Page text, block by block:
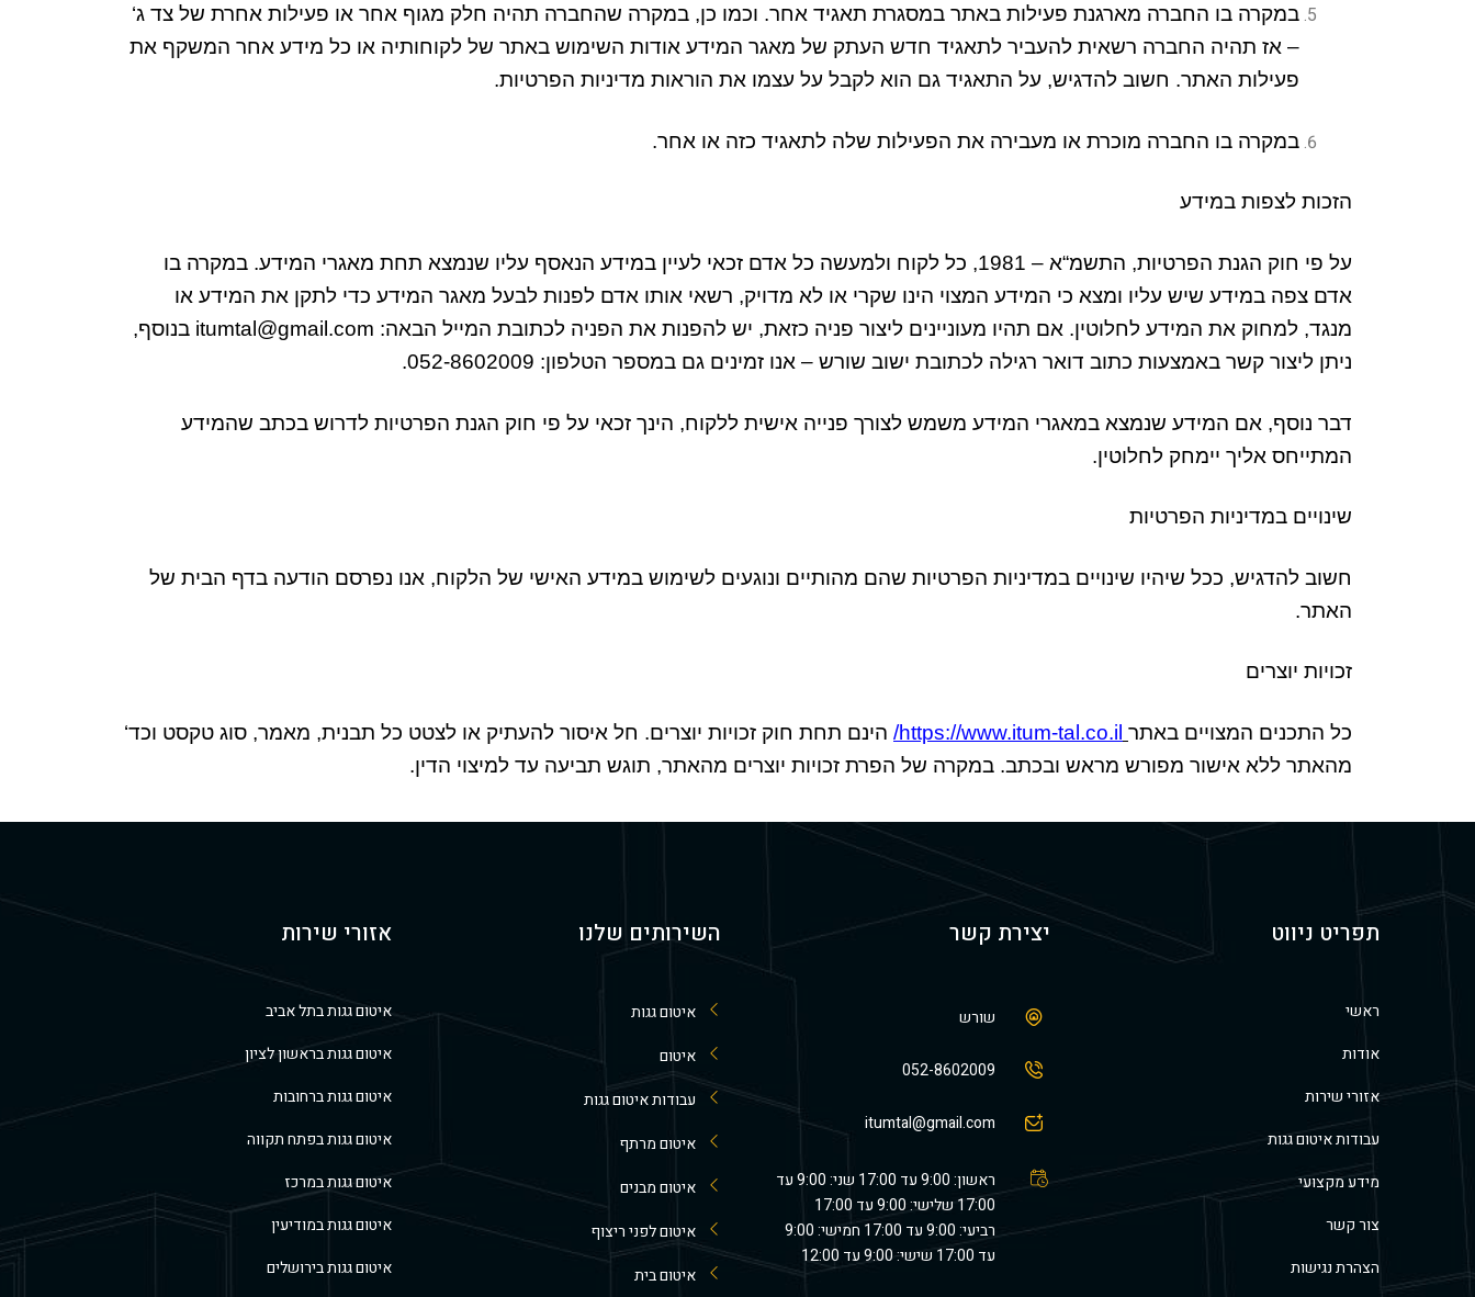
במקרה בו החברה מארגנת פעילות באתר במסגרת תאגיד אחר. וכמו כן, במקרה שהחברה תהיה חלק מגוף אחר או פעילות אחרת של צד ג‘
– אז תהיה החברה רשאית להעביר לתאגיד חדש העתק של מאגר המידע אודות השימוש באתר של לקוחותיה או כל מידע אחר המשקף את
פעילות האתר. חשוב להדגיש, על התאגיד גם הוא לקבל על עצמו את הוראות מדיניות הפרטיות.
במקרה בו החברה מוכרת או מעבירה את הפעילות שלה לתאגיד כזה או אחר.
הזכות לצפות במידע
על פי חוק הגנת הפרטיות, התשמ“א – 1981, כל לקוח ולמעשה כל אדם זכאי לעיין במידע הנאסף עליו שנמצא תחת מאגרי המידע. במקרה בו
אדם צפה במידע שיש עליו ומצא כי המידע המצוי הינו שקרי או לא מדויק, רשאי אותו אדם לפנות לבעל מאגר המידע כדי לתקן את המידע או
מנגד, למחוק את המידע לחלוטין. אם תהיו מעוניינים ליצור פניה כזאת, יש להפנות את הפניה לכתובת המייל הבאה:
itumtal@gmail.com בנוסף,
ניתן ליצור קשר באמצעות כתוב דואר רגילה לכתובת ישוב שורש – אנו זמינים גם במספר הטלפון: 052-8602009.
דבר נוסף, אם המידע שנמצא במאגרי המידע משמש לצורך פנייה אישית ללקוח, הינך זכאי על פי חוק הגנת הפרטיות לדרוש בכתב שהמידע
המתייחס אליך יימחק לחלוטין.
שינויים במדיניות הפרטיות
חשוב להדגיש, ככל שיהיו שינויים במדיניות הפרטיות שהם מהותיים ונוגעים לשימוש במידע האישי של הלקוח, אנו נפרסם הודעה בדף הבית של
האתר.
זכויות יוצרים
כל התכנים המצויים באתר https://www.itum-tal.co.il/ הינם תחת חוק זכויות יוצרים. חל איסור להעתיק או לצטט כל תבנית, מאמר, סוג טקסט וכד‘
מהאתר ללא אישור מפורש מראש ובכתב. במקרה של הפרת זכויות יוצרים מהאתר, תוגש תביעה עד למיצוי הדין.
תפריט ניווט
ראשי
אודות
אזורי שירות
עבודות איטום גגות
מידע מקצועי
צור קשר
הצהרת נגישות
יצירת קשר
שורש
052-8602009
itumtal@gmail.com
ראשון: 9:00 עד 17:00 שני: 9:00 עד
17:00 שלישי: 9:00 עד 17:00
רביעי: 9:00 עד 17:00 חמישי: 9:00
עד 17:00 שישי: 9:00 עד 12:00
השירותים שלנו
איטום גגות
איטום
עבודות איטום גגות
איטום מרתף
איטום מבנים
איטום לפני ריצוף
איטום בית
אזורי שירות
איטום גגות בתל אביב
איטום גגות בראשון לציון
איטום גגות ברחובות
איטום גגות בפתח תקווה
איטום גגות במרכז
איטום גגות במודיעין
איטום גגות בירושלים